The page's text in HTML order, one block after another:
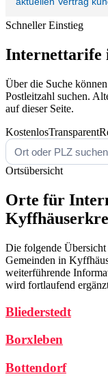
Schneller Einstieg
Internettarife
Über die Suche
Postleitzahl suchen.
auf dieser Seite.
KostenlosTransparent
Ortsübersicht
Orte für
Die folgende Übersicht
Gemeinden in
weiterführende
wird fortlaufend
Bliederstedt
Borxleben
Bottendorf